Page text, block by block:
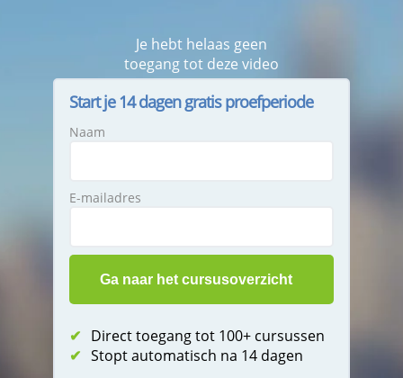
Je hebt helaas geen
toegang tot deze video
Start je 14 dagen gratis proefperiode
Naam
E-mailadres
✔ Direct toegang tot 100+ cursussen
✔ Stopt automatisch na 14 dagen